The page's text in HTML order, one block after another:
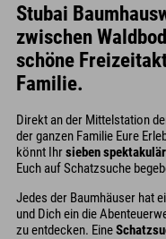
Stubai
zwischen
schöne
Familie.
Direkt an der Mittelstation
der ganzen Familie Eure
könnt Ihrsieben
Euch auf Schatzsuche
Jedes der Baumhäuser hat
und Dich ein die
zu entdecken. Eine